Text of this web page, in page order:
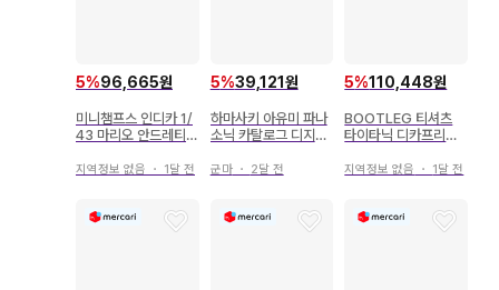
5%96,665원
미니챔프스 인디카 1/
43 마리오 안드레티 1
지역정보 없음 ・ 1달 전
5%39,121원
하마사키 아유미 파나
소닉 카탈로그 디지털
군마・ 2달 전
5%110,448원
BOOTLEG 티셔츠
타이타닉 디카프리오
지역정보 없음 ・ 1달 전